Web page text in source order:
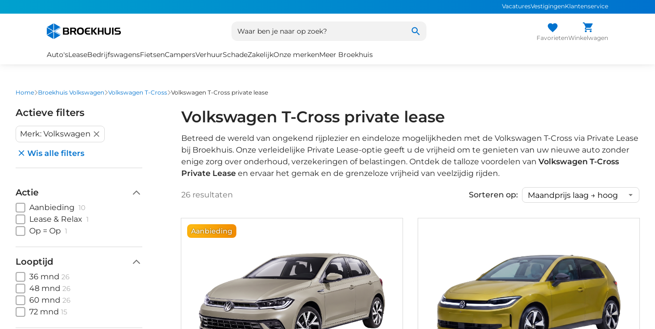
VacaturesVestigingenKlantenservice
Waar ben je naar op zoek?
FavorietenWinkelwagen
Auto'sLeaseBedrijfswagensFietsenCampersVerhuurSchadeZakelijkOnze merkenMeer Broekhuis
Home Broekhuis Volkswagen Volkswagen T-Cross Volkswagen T-Cross private lease
Actieve filters
Merk: Volkswagen
Wis alle filters
Actie
Aanbieding 10
Lease & Relax 1
Op = Op 1
Looptijd
36 mnd 26
48 mnd 26
60 mnd 26
72 mnd 15
Volkswagen T-Cross private lease
Betreed de wereld van ongekend rijplezier en eindeloze mogelijkheden met de Volkswagen T-Cross via Private Lease
bij Broekhuis. Onze verleidelijke Private Lease-optie geeft u de vrijheid om te genieten van uw nieuwe auto zonder
enige zorg over onderhoud, verzekeringen of belastingen. Ontdek de talloze voordelen van Volkswagen T-Cross
Private Leaseen ervaar het gemak en de grenzeloze vrijheid van veelzijdig rijden.
26resultaten Sorteren op:
Aanbieding